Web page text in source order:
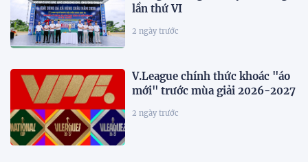
lần thứ VI
2 ngày trước
V.League chính thức khoác "áo
mới" trước mùa giải 2026-2027
2 ngày trước